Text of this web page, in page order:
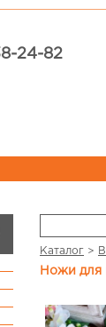
24-82
Каталог >
Ножи